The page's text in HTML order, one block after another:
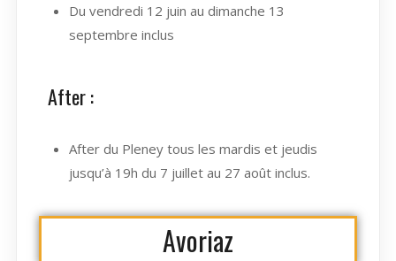
Du vendredi 12 juin au dimanche 13
septembre inclus
After :
After du Pleney tous les mardis et jeudis
jusqu’à 19h du 7 juillet au 27 août inclus.
Avoriaz